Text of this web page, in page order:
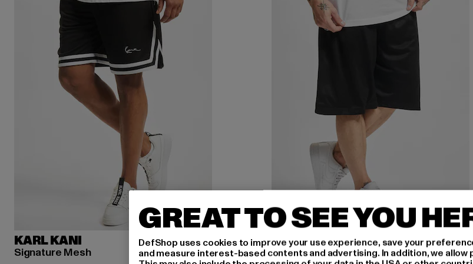
KARL KANI
Signature Mesh
URBAN CLASSICS
Bball Mesh
GREAT TO SEE YOU
DefShop uses cookies to improve your use experience, save your
and measure interest-based contents and advertising. In addition, we